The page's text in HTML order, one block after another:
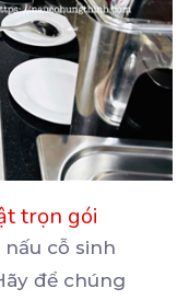
trọn gói
cỗ sinh
để chúng